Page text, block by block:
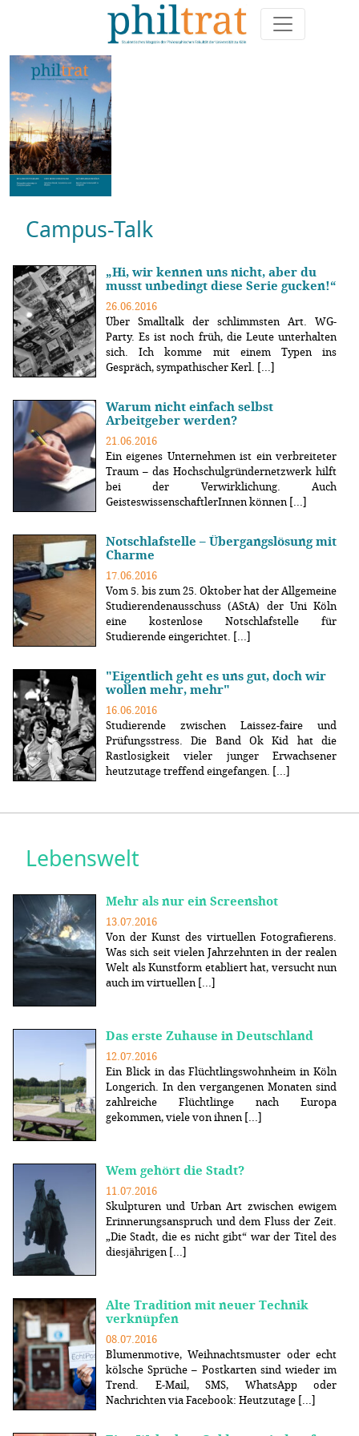
Ausgabe 109
Campus-Talk
„Hi, wir kennen uns nicht, aber du
musst unbedingt diese Serie gucken!“
26.06.2016
Über Smalltalk der schlimmsten Art. WG-
Party. Es ist noch früh, die Leute unterhalten
sich. Ich komme mit einem Typen ins
Gespräch, sympathischer Kerl. [...]
Warum nicht einfach selbst
Arbeitgeber werden?
21.06.2016
Ein eigenes Unternehmen ist ein verbreiteter
Traum – das Hochschulgründernetzwerk hilft
bei der Verwirklichung. Auch
GeisteswissenschaftlerInnen können [...]
Notschlafstelle – Übergangslösung mit
Charme
17.06.2016
Vom 5. bis zum 25. Oktober hat der Allgemeine
Studierendenausschuss (AStA) der Uni Köln
eine kostenlose Notschlafstelle für
Studierende eingerichtet. [...]
"Eigentlich geht es uns gut, doch wir
wollen mehr, mehr"
16.06.2016
Studierende zwischen Laissez-faire und
Prüfungsstress. Die Band Ok Kid hat die
Rastlosigkeit vieler junger Erwachsener
heutzutage treffend eingefangen. [...]
Lebenswelt
Mehr als nur ein Screenshot
13.07.2016
Von der Kunst des virtuellen Fotografierens.
Was sich seit vielen Jahrzehnten in der realen
Welt als Kunstform etabliert hat, versucht nun
auch im virtuellen [...]
Das erste Zuhause in Deutschland
12.07.2016
Ein Blick in das Flüchtlingswohnheim in Köln
Longerich. In den vergangenen Monaten sind
zahlreiche Flüchtlinge nach Europa
gekommen, viele von ihnen [...]
Wem gehört die Stadt?
11.07.2016
Skulpturen und Urban Art zwischen ewigem
Erinnerungsanspruch und dem Fluss der Zeit.
„Die Stadt, die es nicht gibt“ war der Titel des
diesjährigen [...]
Alte Tradition mit neuer Technik
verknüpfen
08.07.2016
Blumenmotive, Weihnachtsmuster oder echt
kölsche Sprüche – Postkarten sind wieder im
Trend. E-Mail, SMS, WhatsApp oder
Nachrichten via Facebook: Heutzutage [...]